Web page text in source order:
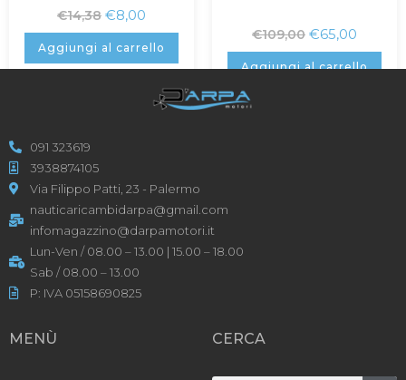
€14,38 €8,00
Aggiungi al carrello
€109,00 €65,00
Aggiungi al carrello
091 323619
3938874105
Via Filippo Patti, 23 - Palermo
nauticaricambidarpa@gmail.com
infomagazzino@darpamotori.it
Lun-Ven / 08.00 – 13.00 | 15.00 – 18.00
Sab / 08.00 – 13.00
P: IVA 05158690825
MENÙ CERCA